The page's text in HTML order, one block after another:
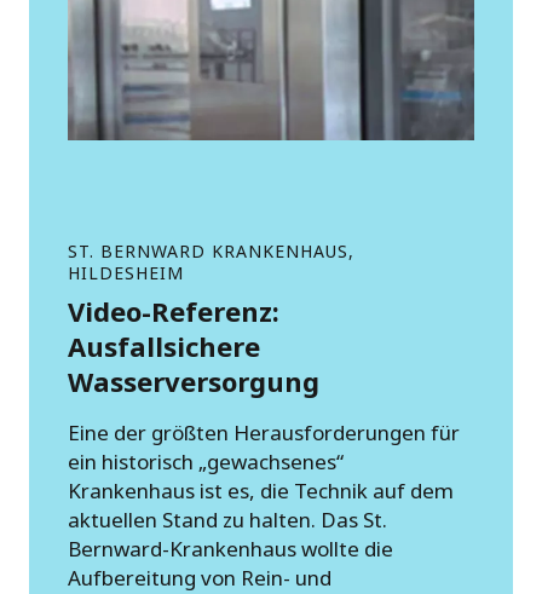
ST. BERNWARD KRANKENHAUS,
HILDESHEIM
Video-Referenz:
Ausfallsichere
Wasserversorgung
Eine der größten Herausforderungen für
ein historisch „gewachsenes“
Krankenhaus ist es, die Technik auf dem
aktuellen Stand zu halten. Das St.
Bernward-Krankenhaus wollte die
Aufbereitung von Rein- und